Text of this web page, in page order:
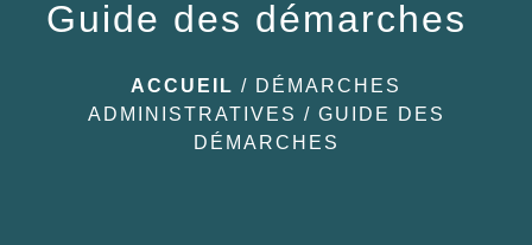
Guide des démarches
ACCUEIL / DÉMARCHES
ADMINISTRATIVES / GUIDE DES
DÉMARCHES